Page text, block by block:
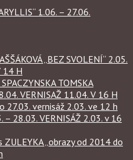
1.06. – 27.06.
„BEZ SVOLENÍ“ 2.05.
14 H
TOMSKA
VERNISAŽ 11.04. V 16 H
27.03. vernisáž 2.03. ve 12 h
– 28.03. VERNISÁŽ 2.03. v 16
ZULEYKA „obrazy od 2014 do